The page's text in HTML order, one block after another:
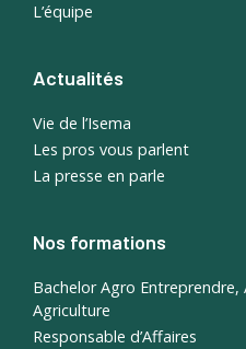
L’équipe
Actualités
Vie de l’Isema
Les pros vous parlent
La presse en parle
Nos formations
Bachelor Agro
Agriculture
Responsable d’Affaires